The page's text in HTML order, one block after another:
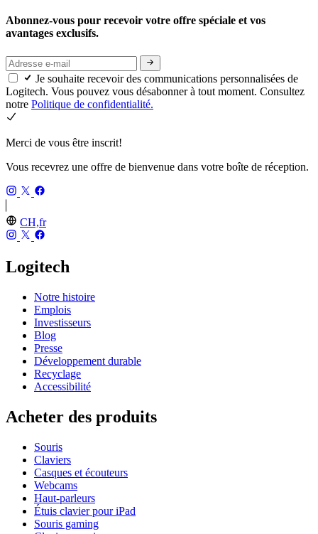
Abonnez-vous pour recevoir votre offre spéciale et vos
avantages exclusifs.
Je souhaite recevoir des communications personnalisées de
Logitech. Vous pouvez vous désabonner à tout moment. Consultez
notre Politique de confidentialité.
Merci de vous être inscrit!
Vous recevrez une offre de bienvenue dans votre boîte de réception.
CH,fr
Logitech
Notre histoire
Emplois
Investisseurs
Blog
Presse
Développement durable
Recyclage
Accessibilité
Acheter des produits
Souris
Claviers
Casques et écouteurs
Webcams
Haut-parleurs
Étuis clavier pour iPad
Souris gaming